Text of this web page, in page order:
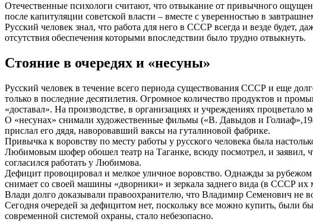
Отечественные психологи считают, что отвыкание от привычного
после капитуляции советской власти – вместе с уверенностью в
Русский человек знал, что работа для него в СССР всегда и везде будет,
отсутствия обеспечения которыми впоследствии было трудно отвыкнуть.
Стояние в очередях и «несуны»
Русский человек в течение всего периода существования СССР и еще
только в последние десятилетия. Огромное количество продуктов и
«доставал». На производстве, в организациях и учреждениях
О «несунах» снимали художественные фильмы («В. Давыдов и
прислал его дядя, наворовавший ваксы на гуталиновой фабрике.
Привычка к воровству по месту работы у русского человека была
Любимовым шофер обошел театр на Таганке, всюду посмотрел, и заявил,
согласился работать у Любимова.
Дефицит провоцировал и мелкое уличное воровство. Однажды за
снимает со своей машины «дворники» и зеркала заднего вида (в СССР
Влади долго доказывали правоохранителю, что Владимир Семенович не
Сегодня очередей за дефицитом нет, поскольку все можно купить,
современной системой охраны, стало небезопасно.